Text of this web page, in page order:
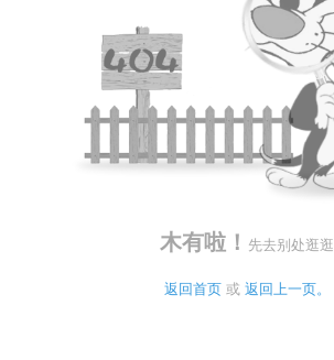
木有啦！ 先去别处逛逛
返回首页 或 返回上一页。